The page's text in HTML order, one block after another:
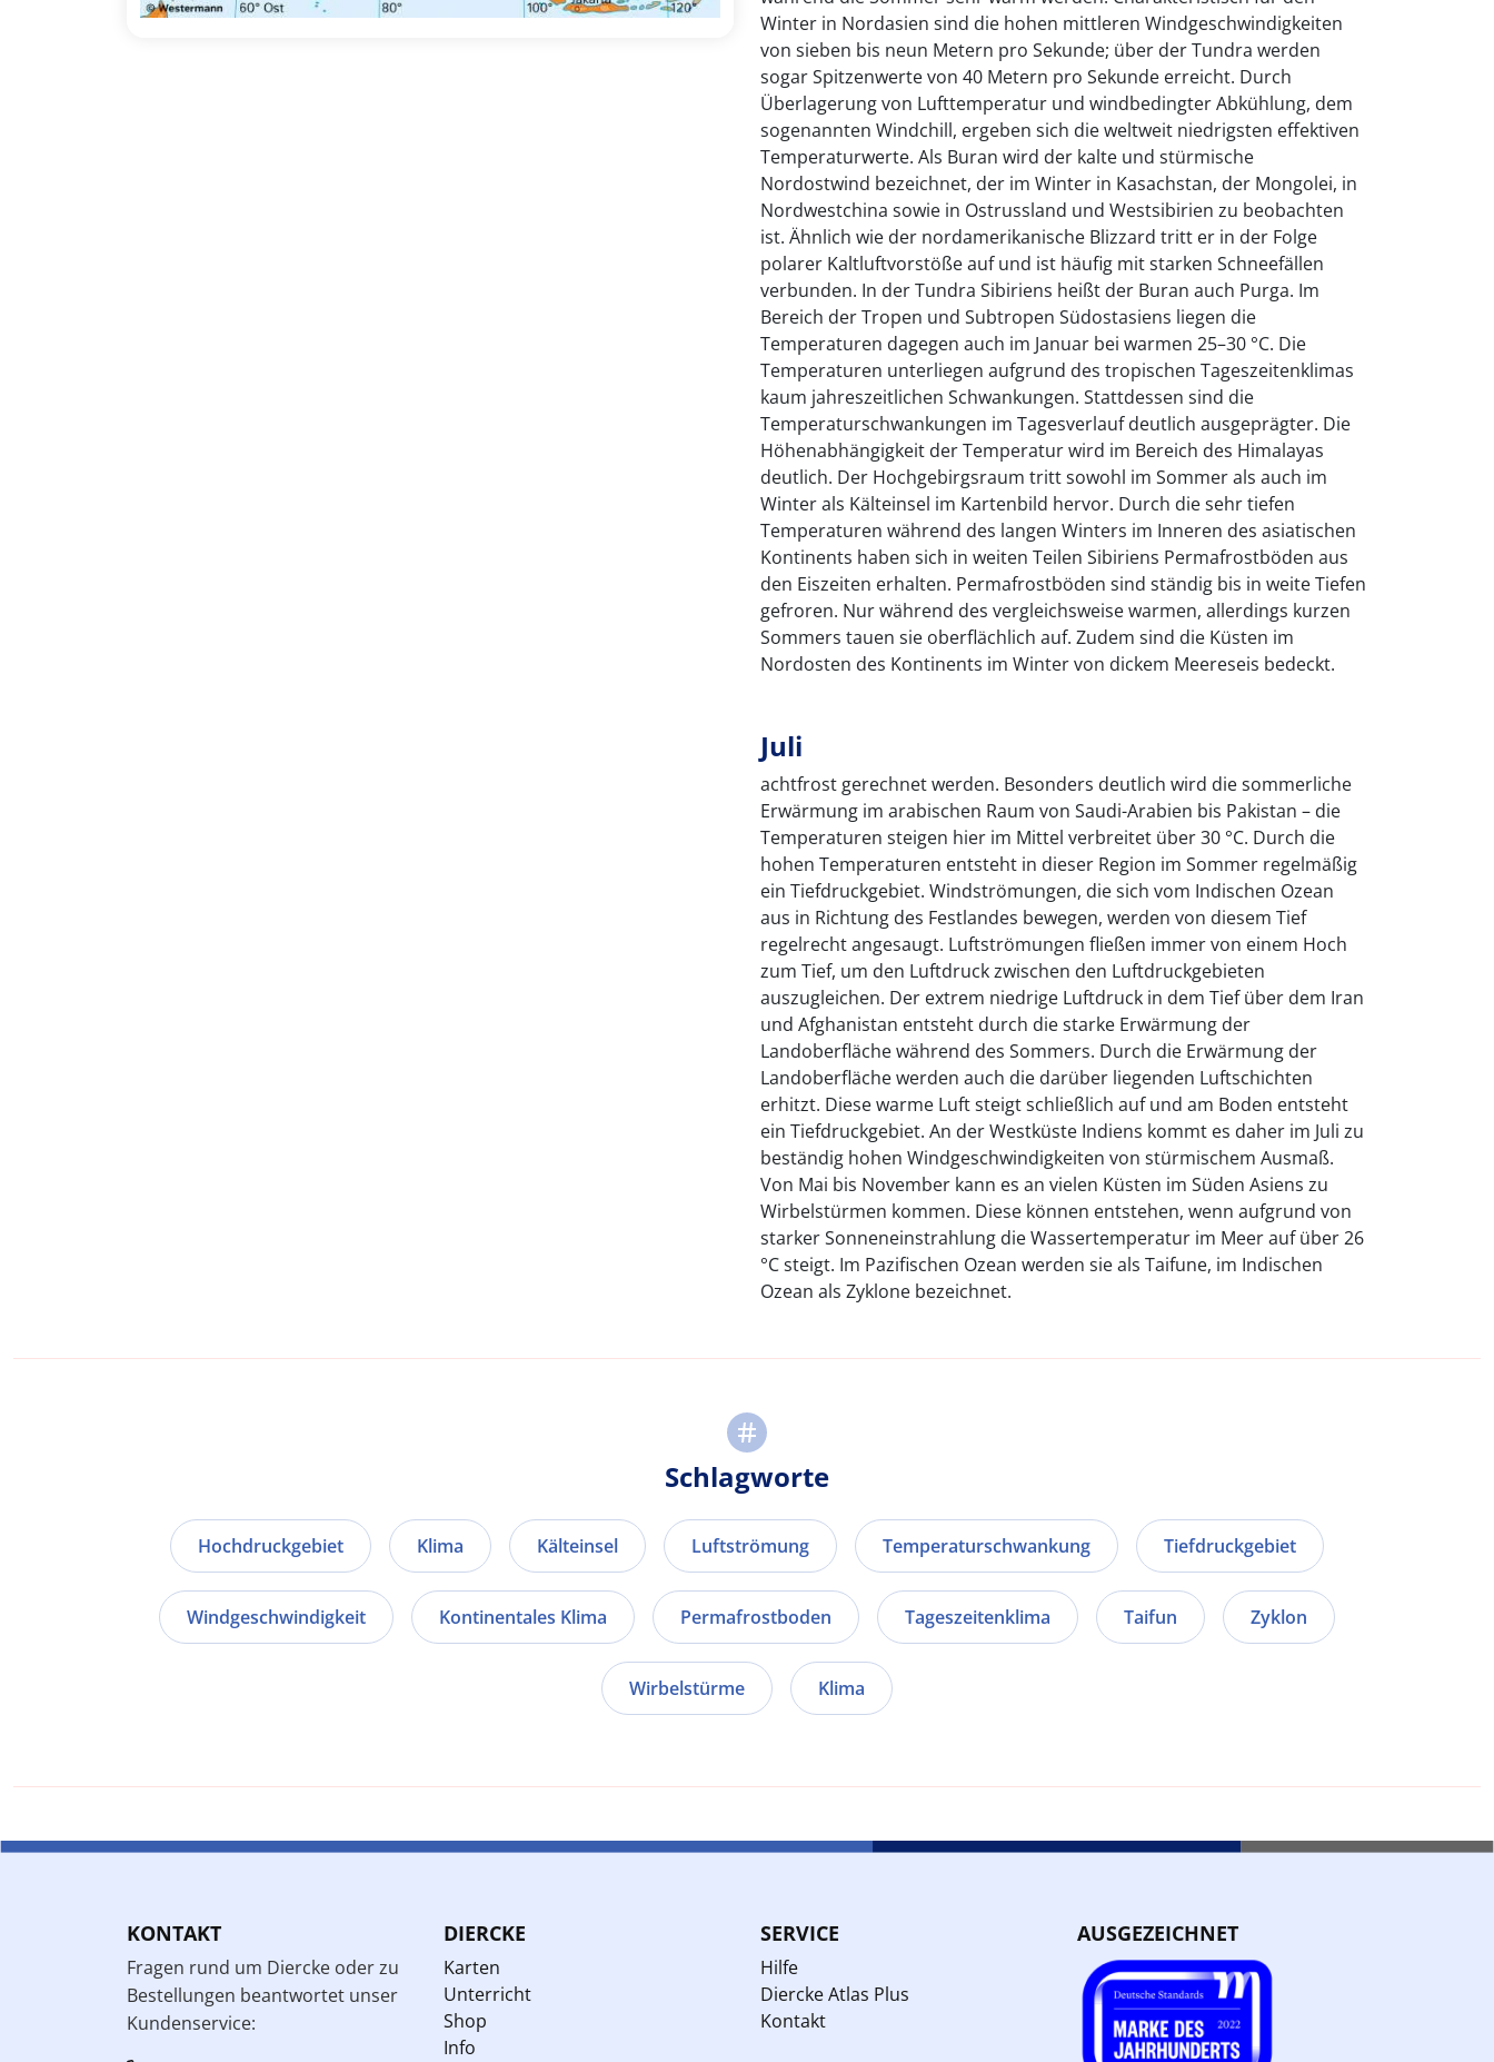
Winter in Nordasien sind die hohen mittleren Windgeschwindigkeiten
von sieben bis neun Metern pro Sekunde; über der Tundra werden
sogar Spitzenwerte von 40 Metern pro Sekunde erreicht. Durch
Überlagerung von Lufttemperatur und windbedingter Abkühlung, dem
sogenannten Windchill, ergeben sich die weltweit niedrigsten effektiven
Temperaturwerte. Als Buran wird der kalte und stürmische
Nordostwind bezeichnet, der im Winter in Kasachstan, der Mongolei, in
Nordwestchina sowie in Ostrussland und Westsibirien zu beobachten
ist. Ähnlich wie der nordamerikanische Blizzard tritt er in der Folge
polarer Kaltluftvorstöße auf und ist häufig mit starken Schneefällen
verbunden. In der Tundra Sibiriens heißt der Buran auch Purga. Im
Bereich der Tropen und Subtropen Südostasiens liegen die
Temperaturen dagegen auch im Januar bei warmen 25–30 °C. Die
Temperaturen unterliegen aufgrund des tropischen Tageszeitenklimas
kaum jahreszeitlichen Schwankungen. Stattdessen sind die
Temperaturschwankungen im Tagesverlauf deutlich ausgeprägter. Die
Höhenabhängigkeit der Temperatur wird im Bereich des Himalayas
deutlich. Der Hochgebirgsraum tritt sowohl im Sommer als auch im
Winter als Kälteinsel im Kartenbild hervor. Durch die sehr tiefen
Temperaturen während des langen Winters im Inneren des asiatischen
Kontinents haben sich in weiten Teilen Sibiriens Permafrostböden aus
den Eiszeiten erhalten. Permafrostböden sind ständig bis in weite Tiefen
gefroren. Nur während des vergleichsweise warmen, allerdings kurzen
Sommers tauen sie oberflächlich auf. Zudem sind die Küsten im
Nordosten des Kontinents im Winter von dickem Meereseis bedeckt.
Juli
achtfrost gerechnet werden. Besonders deutlich wird die sommerliche
Erwärmung im arabischen Raum von Saudi-Arabien bis Pakistan – die
Temperaturen steigen hier im Mittel verbreitet über 30 °C. Durch die
hohen Temperaturen entsteht in dieser Region im Sommer regelmäßig
ein Tiefdruckgebiet. Windströmungen, die sich vom Indischen Ozean
aus in Richtung des Festlandes bewegen, werden von diesem Tief
regelrecht angesaugt. Luftströmungen fließen immer von einem Hoch
zum Tief, um den Luftdruck zwischen den Luftdruckgebieten
auszugleichen. Der extrem niedrige Luftdruck in dem Tief über dem Iran
und Afghanistan entsteht durch die starke Erwärmung der
Landoberfläche während des Sommers. Durch die Erwärmung der
Landoberfläche werden auch die darüber liegenden Luftschichten
erhitzt. Diese warme Luft steigt schließlich auf und am Boden entsteht
ein Tiefdruckgebiet. An der Westküste Indiens kommt es daher im Juli zu
beständig hohen Windgeschwindigkeiten von stürmischem Ausmaß.
Von Mai bis November kann es an vielen Küsten im Süden Asiens zu
Wirbelstürmen kommen. Diese können entstehen, wenn aufgrund von
starker Sonneneinstrahlung die Wassertemperatur im Meer auf über 26
°C steigt. Im Pazifischen Ozean werden sie als Taifune, im Indischen
Ozean als Zyklone bezeichnet.
Schlagworte
Hochdruckgebiet Klima Kälteinsel Luftströmung Temperaturschwankung Tiefdruckgebiet
Windgeschwindigkeit Kontinentales Klima Permafrostboden Tageszeitenklima Taifun Zyklon
Wirbelstürme Klima
KONTAKT
Fragen rund um Diercke oder zu
Bestellungen beantwortet unser
Kundenservice:
DIERCKE
Karten
Unterricht
Shop
Info
SERVICE
Hilfe
Diercke Atlas Plus
Kontakt
AUSGEZEICHNET